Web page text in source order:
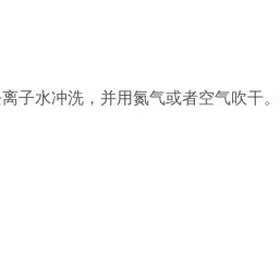
水冲洗，并用氮气或者空气吹干。